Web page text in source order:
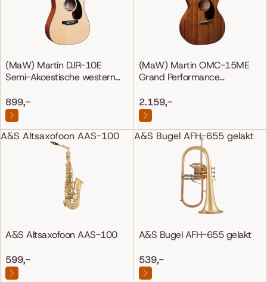
(MaW) Martin DJR-10E
Semi-Akoestische western
899,-
(MaW) Martin OMC-15ME
Grand Performance
2.159,-
A&S Altsaxofoon AAS-100
A&S Altsaxofoon AAS-100
599,-
A&S Bugel AFH-655 gelakt
A&S Bugel AFH-655 gelakt
539,-